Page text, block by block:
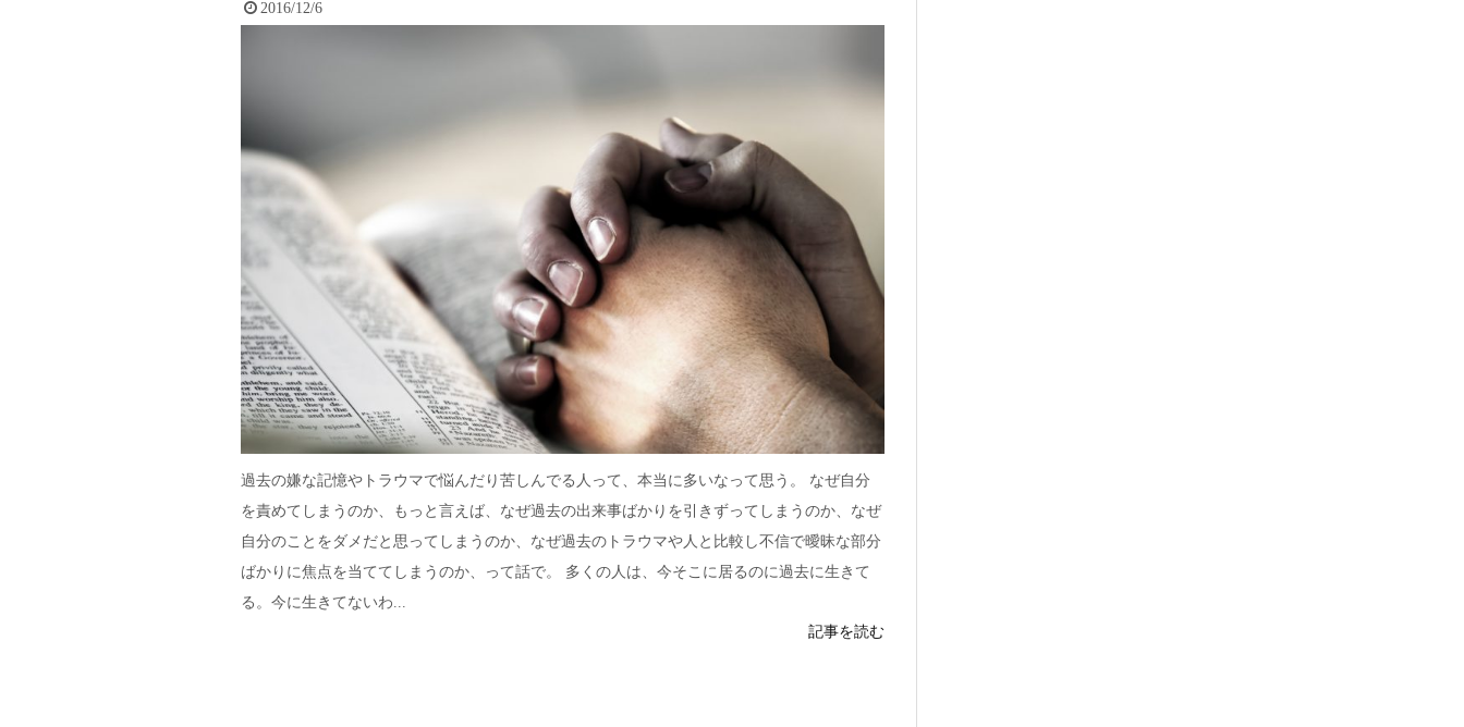
2016/12/6
過去の嫌な記憶やトラウマで悩んだり苦しんでる人って、本当に多いなって思う。 なぜ自分
を責めてしまうのか、もっと言えば、なぜ過去の出来事ばかりを引きずってしまうのか、なぜ
自分のことをダメだと思ってしまうのか、なぜ過去のトラウマや人と比較し不信で曖昧な部分
ばかりに焦点を当ててしまうのか、って話で。 多くの人は、今そこに居るのに過去に生きて
る。今に生きてないわ...
記事を読む